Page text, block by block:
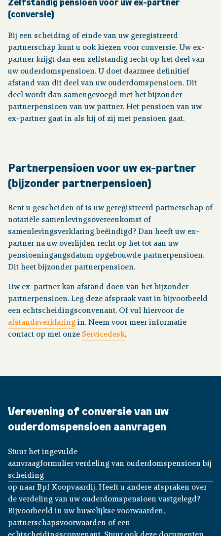
Zelfstandig pensioen voor uw ex-partner
(conversie)
Bij een scheiding of einde van uw geregistreerd
partnerschap kunt u ook kiezen voor conversie. Uw ex-
partner krijgt dan een zelfstandig recht op het deel van
uw ouderdomspensioen. U doet daarmee definitief
afstand van dit deel van uw ouderdomspensioen. Dit
deel wordt dan samengevoegd met het bijzonder
partnerpensioen van uw partner. Het pensioen van uw
ex-partner gaat in als hij of zij met pensioen gaat.
Partnerpensioen voor uw ex-partner
(bijzonder partnerpensioen)
Bent u gescheiden of is uw geregistreerd partnerschap of
notariële samenlevingsovereenkomst of
samenlevingsverklaring beëindigd? Dan heeft uw ex-
partner na uw overlijden recht op het tot aan uw
pensioeningangsdatum opgebouwde partnerpensioen.
Dit heet bijzonder partnerpensioen.
Uw ex-partner kan afstand doen van het bijzonder
partnerpensioen. Leg deze afspraak vast in bijvoorbeeld
een echtscheidingsconvenant. Of vul hiervoor de
afstandsverklaring in. Neem voor meer informatie
contact op met onze Servicedesk.
Verevening of conversie van uw
ouderdomspensioen aanvragen
Stuur het ingevulde
aanvraagformulier verdeling van ouderdomspensioen bij
scheiding
op naar Bpf Koopvaardij. Heeft u andere afspraken over
de verdeling van uw ouderdomspensioen vastgelegd?
Bijvoorbeeld in uw huwelijkse voorwaarden,
partnerschapsvoorwaarden of een